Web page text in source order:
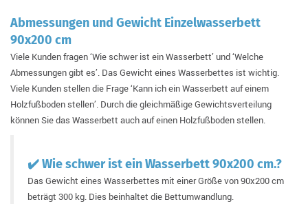
Abmessungen und Gewicht Einzelwasserbett
90x200 cm
Viele Kunden fragen ‘Wie schwer ist ein Wasserbett’ und ‘Welche
Abmessungen gibt es’. Das Gewicht eines Wasserbettes ist wichtig.
Viele Kunden stellen die Frage ‘Kann ich ein Wasserbett auf einem
Holzfußboden stellen’. Durch die gleichmäßige Gewichtsverteilung
können Sie das Wasserbett auch auf einen Holzfußboden stellen.
✔️Wie schwer ist ein Wasserbett 90x200 cm.?
Das Gewicht eines Wasserbettes mit einer Größe von 90x200 cm
beträgt 300 kg. Dies beinhaltet die Bettumwandlung.